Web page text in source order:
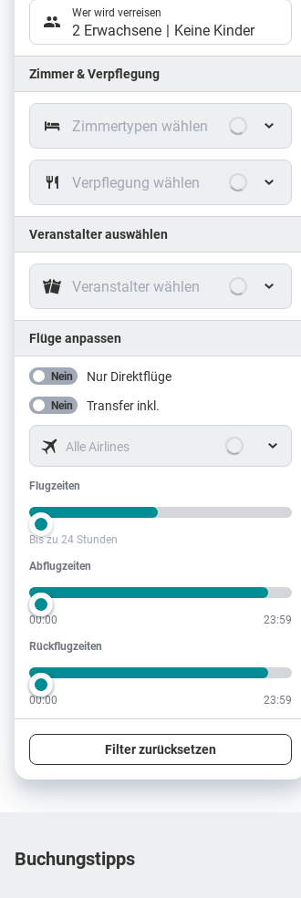
Wer wird verreisen
2 Erwachsene Keine Kinder
Zimmer & Verpflegung
Zimmertypen wählen
Verpflegung wählen
Veranstalter auswählen
Veranstalter wählen
Flüge anpassen
Nein Nur Direktflüge
Nein Transfer inkl.
Alle Airlines
Flugzeiten
Flugzeiten
Bis zu 24 Stunden
Abflugzeiten
Abflugzeiten
00:00 23:59
Rückflugzeiten
Rückflugzeiten
00:00 23:59
Filter zurücksetzen
Footer navigation
Buchungstipps